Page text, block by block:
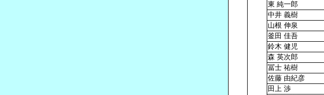
東 純一郎
中井 義樹
山根 伸泉
釜田 佳吾
鈴木 健児
森 英次郎
冨士 祐樹
佐藤 由紀彦
田上 渉